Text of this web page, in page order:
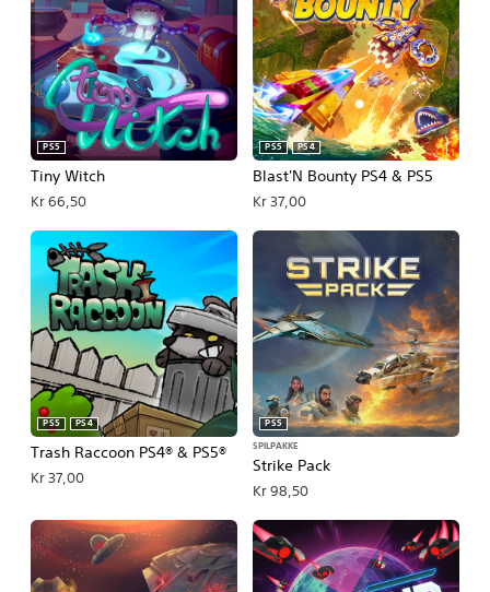
Tiny Witch
PS5
Kr 66,50
Blast'N Bounty PS4 & PS5
PS5 PS4
Kr 37,00
Trash Raccoon PS4® & PS5®
PS5 PS4
Kr 37,00
Strike Pack
PS5
SPILPAKKE
Kr 98,50